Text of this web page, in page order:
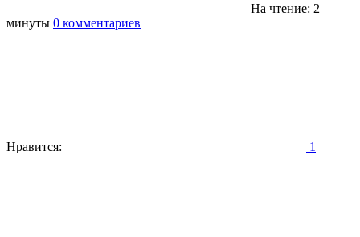
На чтение: 2
минуты 0 комментариев
Нравится: 1